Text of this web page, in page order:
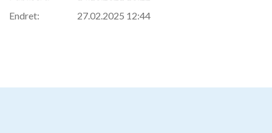
Endret:
27.02.2025 12:44